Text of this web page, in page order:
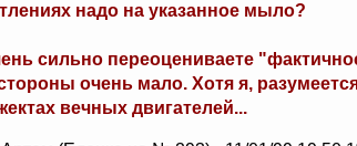
надо на указанное мыло?
сильно переоцениваете
очень мало. Хотя я,
вечных двигателей...